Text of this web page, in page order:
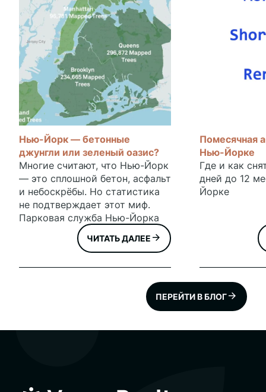
Нью-Йорк — бетонные
джунгли или зеленый оазис?
Многие считают, что Нью-Йорк
— это сплошной бетон, асфальт
и небоскрёбы. Но статистика
не подтверждает этот миф.
Парковая служба Нью-Йорка
посчитала, изучила, измерила,
опросила и поставила на
городе. Более того, все эти
специальную карту, которая
ЧИТАТЬ ДАЛЕЕ
Помесячная
Нью-Йорке
Где и как
дней до 12
Йорке
ПЕРЕЙТИ В БЛОГ